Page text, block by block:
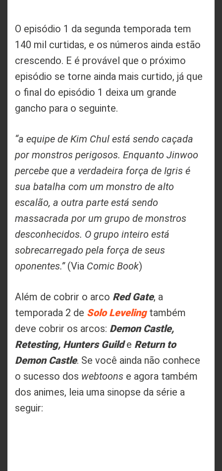
O episódio 1 da segunda temporada tem
140 mil curtidas, e os números ainda estão
crescendo. E é provável que o próximo
episódio se torne ainda mais curtido, já que
o final do episódio 1 deixa um grande
gancho para o seguinte.
“a equipe de Kim Chul está sendo caçada
por monstros perigosos. Enquanto Jinwoo
percebe que a verdadeira força de Igris é
sua batalha com um monstro de alto
escalão, a outra parte está sendo
massacrada por um grupo de monstros
desconhecidos. O grupo inteiro está
sobrecarregado pela força de seus
oponentes.”(Via Comic Book)
Além de cobrir o arco Red Gate, a
temporada 2 de Solo Leveling também
deve cobrir os arcos: Demon Castle,
Retesting, Hunters Guilde Return to
Demon Castle. Se você ainda não conhece
o sucesso dos webtoons e agora também
dos animes, leia uma sinopse da série a
seguir: